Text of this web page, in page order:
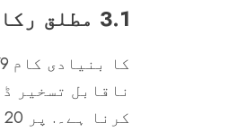
3.1 مطلق رکاوٹ کارکردگی
ناقابل تسخیر